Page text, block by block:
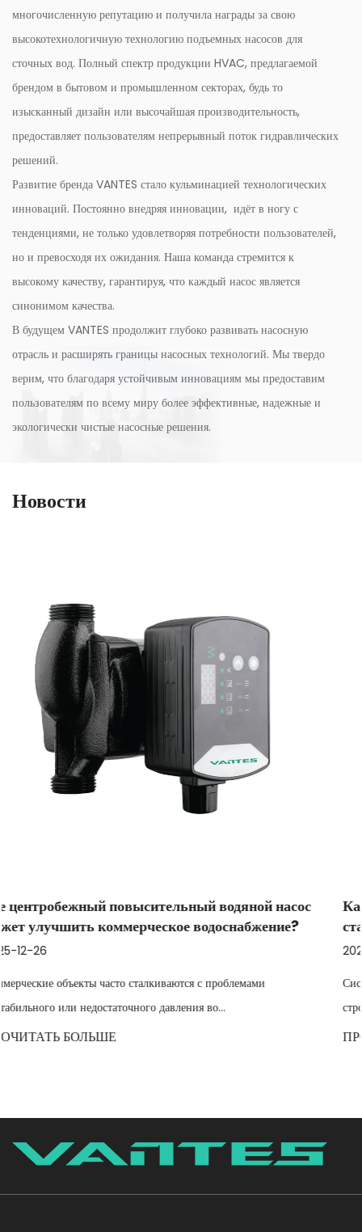
многочисленную репутацию и получила награды за свою
высокотехнологичную технологию подъемных насосов для
сточных вод. Полный спектр продукции HVAC, предлагаемой
брендом в бытовом и промышленном секторах, будь то
изысканный дизайн или высочайшая производительность,
предоставляет пользователям непрерывный поток гидравлических
решений.
Развитие бренда VANTES стало кульминацией технологических
инноваций. Постоянно внедряя инновации, идёт в ногу с
тенденциями, не только удовлетворяя потребности пользователей,
но и превосходя их ожидания. Наша команда стремится к
высокому качеству, гарантируя, что каждый насос является
синонимом качества.
В будущем VANTES продолжит глубоко развивать насосную
отрасль и расширять границы насосных технологий. Мы твердо
верим, что благодаря устойчивым инновациям мы предоставим
пользователям по всему миру более эффективные, надежные и
экологически чистые насосные решения.
Новости
насос
Как центробежный бустерный водяной
стабилизировать переменный расход на
Системы водоснабжения в промышленности, сельском
строительстве часто сталкиваются с н...
ПРОЧИТАТЬ БОЛЬШЕ